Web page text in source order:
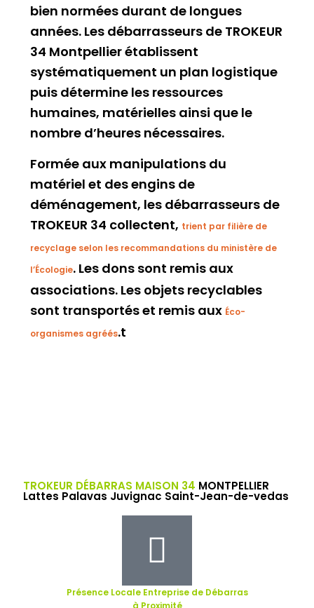
bien normées durant de longues
années. Les débarrasseurs de TROKEUR
34 Montpellier établissent
systématiquement un plan logistique
puis détermine les ressources
humaines, matérielles ainsi que le
nombre d’heures nécessaires.
Formée aux manipulations du
matériel et des engins de
déménagement, les débarrasseurs de
TROKEUR 34 collectent, trient par filière de
recyclage selon les recommandations du ministère de
l’Écologie. Les dons sont remis aux
associations. Les objets recyclables
sont transportés et remis aux Éco-
organismes agréés.t
TROKEUR DÉBARRAS MAISON 34 MONTPELLIER
Lattes Palavas Juvignac Saint-Jean-de-vedas
Présence Locale Entreprise de Débarras
à Proximité